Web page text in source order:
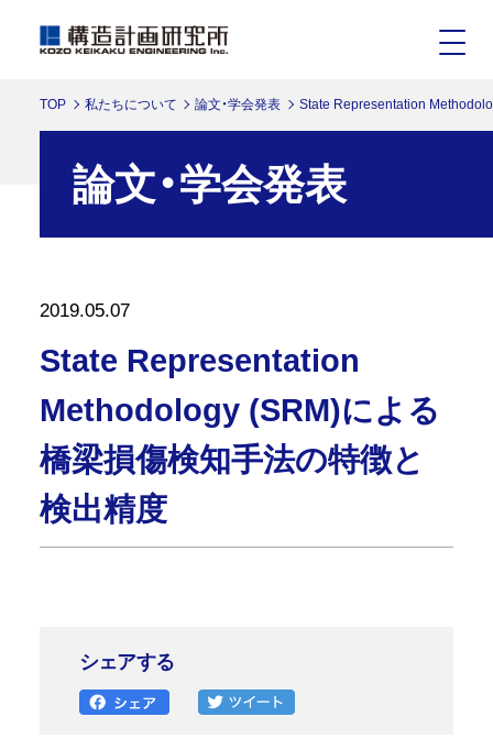
TOP 私たちについて 論文・学会発表 State Representation
論文・学会発表
2019.05.07
State Representation
Methodology (SRM)による
橋梁損傷検知手法の特徴と
検出精度
シェアする